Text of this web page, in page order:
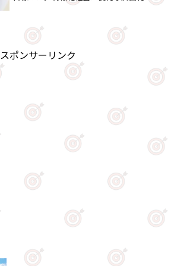
の仕方によっては判断を鈍らせます。
スポンサーリンク